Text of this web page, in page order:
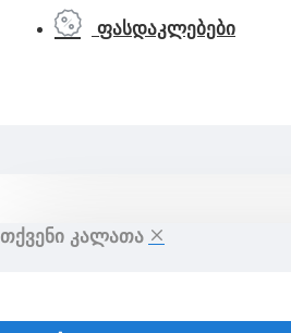
ფასდაკლებები
ᲗᲥᲕᲔᲜᲘ ᲙᲐᲚᲐᲗᲐ